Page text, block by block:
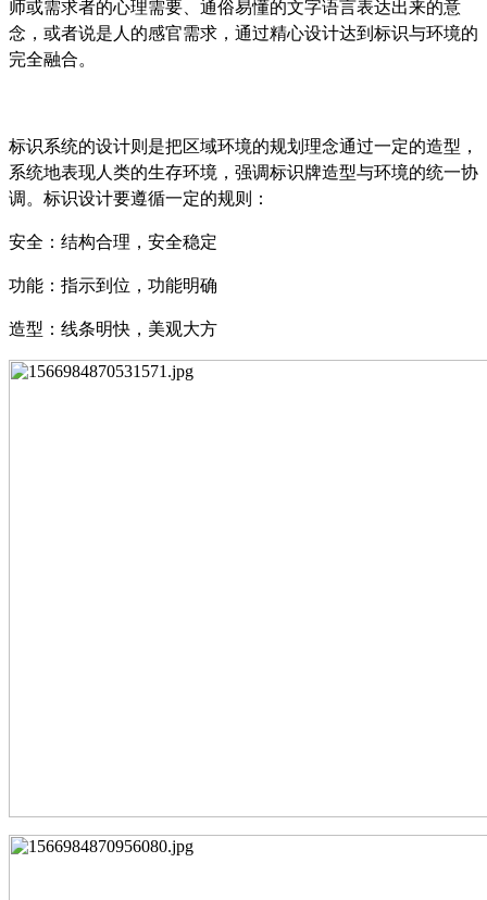
师或需求者的心理需要、通俗易懂的文字语言表达出来的意
念，或者说是人的感官需求，通过精心设计达到标识与环境的
完全融合。
标识系统的设计则是把区域环境的规划理念通过一定的造型，
系统地表现人类的生存环境，强调标识牌造型与环境的统一协
调。标识设计要遵循一定的规则：
安全：结构合理，安全稳定
功能：指示到位，功能明确
造型：线条明快，美观大方